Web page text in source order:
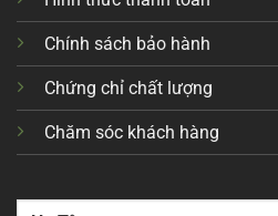
Chính sách bảo hành
Chứng chỉ chất lượng
Chăm sóc khách hàng